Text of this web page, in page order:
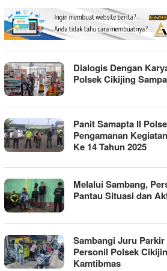
Dialogis Dengan
Polsek Cikijing
Panit Samapta II
Pengamanan
Ke 14 Tahun 2025
Melalui Sambang,
Pantau Situasi dan
Sambangi Juru
Personil Polsek
Kamtibmas